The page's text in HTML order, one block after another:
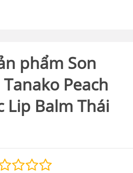
phẩm Son
Peach
Lip Balm Thái